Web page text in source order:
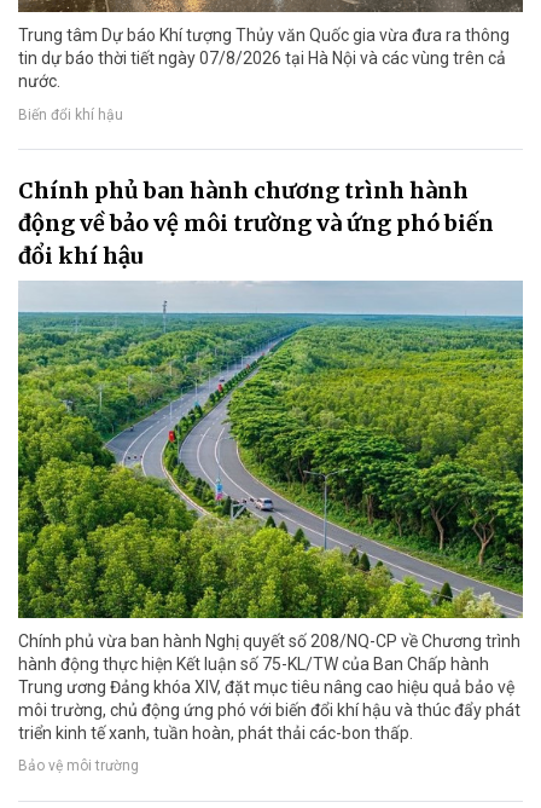
Trung tâm Dự báo Khí tượng Thủy văn Quốc gia vừa đưa ra thông
tin dự báo thời tiết ngày 07/8/2026 tại Hà Nội và các vùng trên cả
nước.
Biến đổi khí hậu
Chính phủ ban hành chương trình hành
động về bảo vệ môi trường và ứng phó biến
đổi khí hậu
Chính phủ vừa ban hành Nghị quyết số 208/NQ-CP về Chương trình
hành động thực hiện Kết luận số 75-KL/TW của Ban Chấp hành
Trung ương Đảng khóa XIV, đặt mục tiêu nâng cao hiệu quả bảo vệ
môi trường, chủ động ứng phó với biến đổi khí hậu và thúc đẩy phát
triển kinh tế xanh, tuần hoàn, phát thải các-bon thấp.
Bảo vệ môi trường